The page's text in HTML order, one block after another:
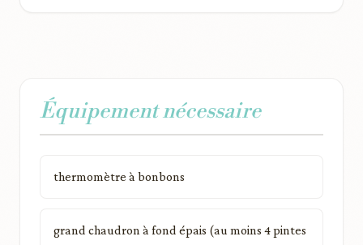
Équipement nécessaire
thermomètre à bonbons
grand chaudron à fond épais (au moins 4 pintes